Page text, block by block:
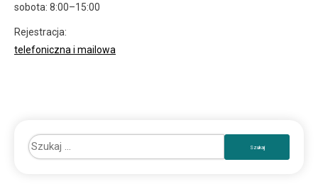
sobota: 8:00–15:00
Rejestracja:
telefoniczna i mailowa